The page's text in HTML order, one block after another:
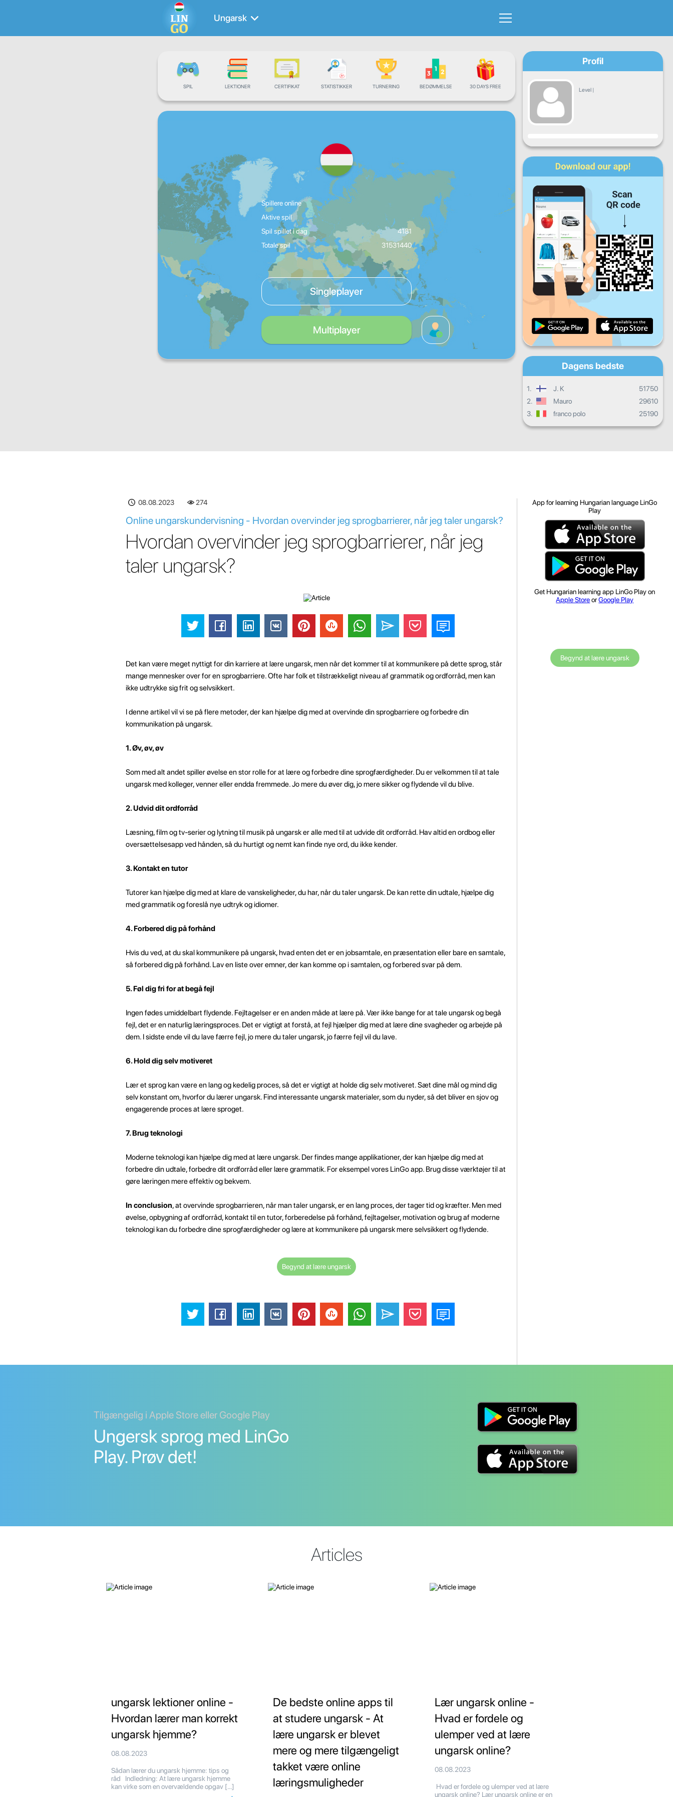
Ungarsk
SPIL LEKTIONER CERTIFIKAT STATISTIKKER TURNERING BEDØMMELSE 30 DAYS FREE
Spillere online
Aktive spil
Spil spillet i dag
4181
Totale spil
31531440
Singleplayer
Multiplayer
Profil
Level |
Fremgang
Ma Ons To
Lø Sø
Daglige fremskridt
Månedlige fremskridt
Overordnet fremgang
Dagens bedste
1. J. K
51750
2.
Mauro
29610
3.
franco polo 25190
08.08.2023 274
Online ungarskundervisning - Hvordan overvinder jeg sprogbarrierer, når jeg taler ungarsk?
Hvordan overvinder jeg sprogbarrierer, når jeg
taler ungarsk?
Det kan være meget nyttigt for din karriere at lære ungarsk, men når det kommer til at kommunikere på dette sprog, står
mange mennesker over for en sprogbarriere. Ofte har folk et tilstrækkeligt niveau af grammatik og ordforråd, men kan
ikke udtrykke sig frit og selvsikkert.
I denne artikel vil vi se på flere metoder, der kan hjælpe dig med at overvinde din sprogbarriere og forbedre din
kommunikation på ungarsk.
1. Øv, øv, øv
Som med alt andet spiller øvelse en stor rolle for at lære og forbedre dine sprogfærdigheder. Du er velkommen til at tale
ungarsk med kolleger, venner eller endda fremmede. Jo mere du øver dig, jo mere sikker og flydende vil du blive.
2. Udvid dit ordforråd
Læsning, film og tv-serier og lytning til musik på ungarsk er alle med til at udvide dit ordforråd. Hav altid en ordbog eller
oversættelsesapp ved hånden, så du hurtigt og nemt kan finde nye ord, du ikke kender.
3. Kontakt en tutor
Tutorer kan hjælpe dig med at klare de vanskeligheder, du har, når du taler ungarsk. De kan rette din udtale, hjælpe dig
med grammatik og foreslå nye udtryk og idiomer.
4. Forbered dig på forhånd
Hvis du ved, at du skal kommunikere på ungarsk, hvad enten det er en jobsamtale, en præsentation eller bare en samtale,
så forbered dig på forhånd. Lav en liste over emner, der kan komme op i samtalen, og forbered svar på dem.
5. Føl dig fri for at begå fejl
Ingen fødes umiddelbart flydende. Fejltagelser er en anden måde at lære på. Vær ikke bange for at tale ungarsk og begå
fejl, det er en naturlig læringsproces. Det er vigtigt at forstå, at fejl hjælper dig med at lære dine svagheder og arbejde på
dem. I sidste ende vil du lave færre fejl, jo mere du taler ungarsk, jo færre fejl vil du lave.
6. Hold dig selv motiveret
Lær et sprog kan være en lang og kedelig proces, så det er vigtigt at holde dig selv motiveret. Sæt dine mål og mind dig
selv konstant om, hvorfor du lærer ungarsk. Find interessante ungarsk materialer, som du nyder, så det bliver en sjov og
engagerende proces at lære sproget.
7. Brug teknologi
Moderne teknologi kan hjælpe dig med at lære ungarsk. Der findes mange applikationer, der kan hjælpe dig med at
forbedre din udtale, forbedre dit ordforråd eller lære grammatik. For eksempel vores LinGo app. Brug disse værktøjer til at
gøre læringen mere effektiv og bekvem.
In conclusion, at overvinde sprogbarrieren, når man taler ungarsk, er en lang proces, der tager tid og kræfter. Men med
øvelse, opbygning af ordforråd, kontakt til en tutor, forberedelse på forhånd, fejltagelser, motivation og brug af moderne
teknologi kan du forbedre dine sprogfærdigheder og lære at kommunikere på ungarsk mere selvsikkert og flydende.
Begynd at lære ungarsk
App for learning Hungarian language LinGo
Play
Get Hungarian learning app LinGo Play on
Apple StoreorGoogle Play
Begynd at lære ungarsk
Tilgængelig i Apple Store eller Google Play
Ungersk sprog med LinGo
Play. Prøv det!
Articles
ungarsk lektioner online -
Hvordan lærer man korrekt
ungarsk hjemme?
08.08.2023
Sådan lærer du ungarsk hjemme: tips og
råd Indledning: At lære ungarsk hjemme
kan virke som en overvældende opgav […]
De bedste online apps til
at studere ungarsk - At
lære ungarsk er blevet
mere og mere tilgængeligt
takket være online
læringsmuligheder
Lær ungarsk online -
Hvad er fordele og
ulemper ved at lære
ungarsk online?
08.08.2023
Hvad er fordele og ulemper ved at lære
ungarsk online? Lær ungarsk online er en